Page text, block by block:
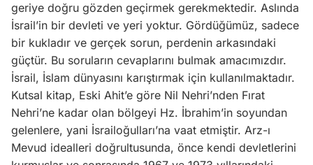
geriye doğru gözden geçirmek gerekmektedir. Aslında
İsrail’in bir devleti ve yeri yoktur. Gördüğümüz, sadece
bir kukladır ve gerçek sorun, perdenin arkasındaki
güçtür. Bu soruların cevaplarını bulmak amacımızdır.
İsrail, İslam dünyasını karıştırmak için kullanılmaktadır.
Kutsal kitap, Eski Ahit’e göre Nil Nehri’nden Fırat
Nehri’ne kadar olan bölgeyi Hz. İbrahim’in soyundan
gelenlere, yani İsrailoğulları’na vaat etmiştir. Arz-ı
Mevud idealleri doğrultusunda, önce kendi devletlerini